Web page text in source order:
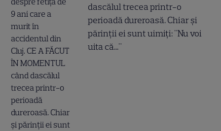
dascălul trecea printr-o
perioadă dureroasă. Chiar și
părinții ei sunt uimiți: "Nu voi
uita că..."